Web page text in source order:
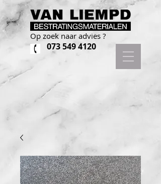
Op zoek naar advies ?
073 549 4120